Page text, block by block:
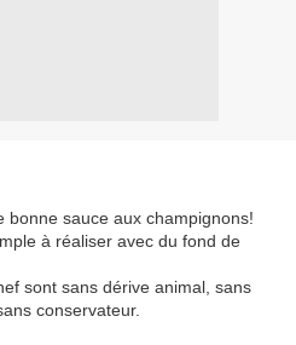
bonne sauce aux champignons!
à réaliser avec du fond de
sont sans dérive animal, sans
conservateur.